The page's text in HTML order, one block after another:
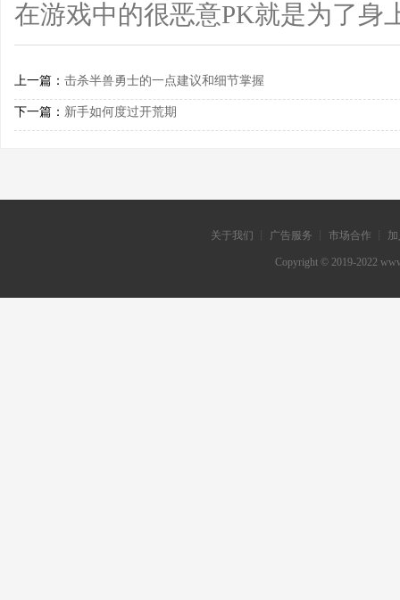
在游戏中的很恶意PK就是为了身
上一篇： 击杀半兽勇士的一点建议和细节掌握
下一篇： 新手如何度过开荒期
关于我们 ┊ 广告服务 ┊ 市场合作 ┊
Copyright © 2019-2022